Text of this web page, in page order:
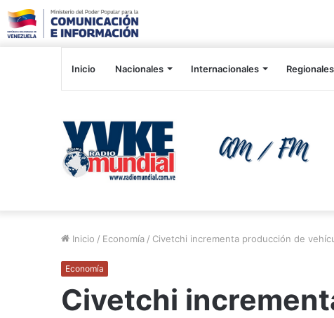
Inicio Nacionales Internacionales Regionales
Inicio / Economía / Civetchi incrementa producción de
Economía
Civetchi